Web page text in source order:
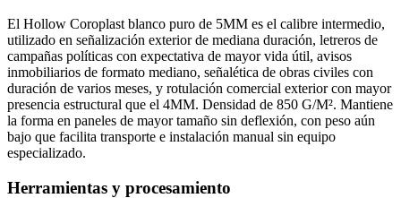
El Hollow Coroplast blanco puro de 5MM es el calibre intermedio,
utilizado en señalización exterior de mediana duración, letreros de
campañas políticas con expectativa de mayor vida útil, avisos
inmobiliarios de formato mediano, señalética de obras civiles con
duración de varios meses, y rotulación comercial exterior con mayor
presencia estructural que el 4MM. Densidad de 850 G/M². Mantiene
la forma en paneles de mayor tamaño sin deflexión, con peso aún
bajo que facilita transporte e instalación manual sin equipo
especializado.
Herramientas y procesamiento